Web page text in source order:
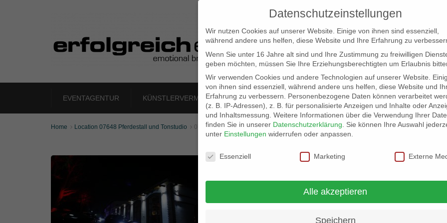
EVENTAGENTUR KÜNSTLERVERMITTLUNG LOCATION SCOUT ELB-LOCATION: PANORAMA
Home  Location 07648 Pferdestall und Tonstudio  07648_kl_02
Datenschutzeinstellungen
Wir nutzen Cookies auf unserer Website. Einige von ihnen sind essenziell,
während andere uns helfen, diese Website und Ihre Erfahrung zu
Wenn Sie unter 16 Jahre alt sind und Ihre Zustimmung zu freiwilligen
geben möchten, müssen Sie Ihre Erziehungsberechtigten um Erlaubnis
Wir verwenden Cookies und andere Technologien auf unserer Website.
von ihnen sind essenziell, während andere uns helfen, diese Website und
Erfahrung zu verbessern.
Personenbezogene Daten können verarbeitet
(z. B. IP-Adressen), z. B. für personalisierte Anzeigen und Inhalte oder
und Inhaltsmessung. Weitere Informationen über die Verwendung Ihrer
finden Sie in unserer Datenschutzerklärung
Sie können Ihre Auswahl
unter Einstellungen widerrufen oder anpassen.
Datenschutzeinstellungen
Essenziell Marketing Externe
Alle akzeptieren
Speichern